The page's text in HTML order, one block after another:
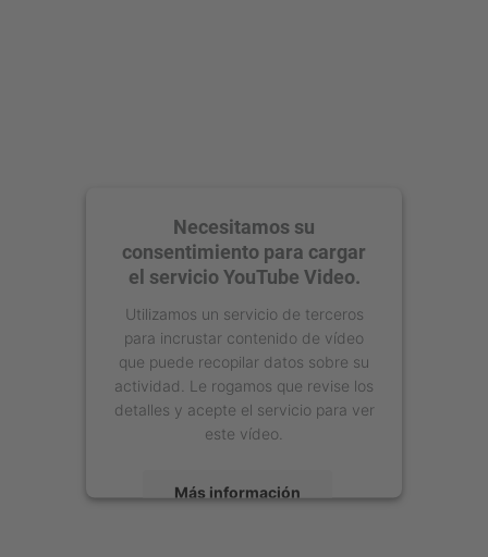
Necesitamos su
consentimiento para cargar
el servicio YouTube Video.
Utilizamos un servicio de terceros
para incrustar contenido de vídeo
que puede recopilar datos sobre su
actividad. Le rogamos que revise los
detalles y acepte el servicio para ver
este vídeo.
Más información